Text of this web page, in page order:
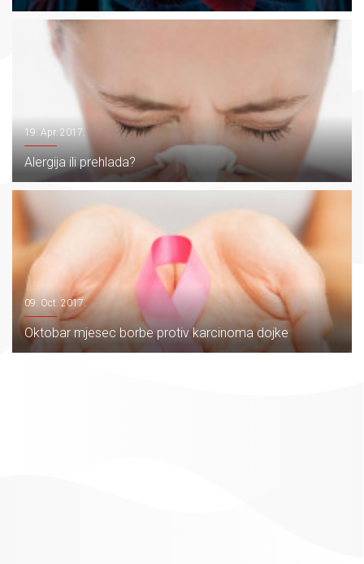
19. Apr. 2017.
Alergija ili prehlada?
09. Oct. 2017.
Oktobar mjesec borbe protiv karcinoma dojke